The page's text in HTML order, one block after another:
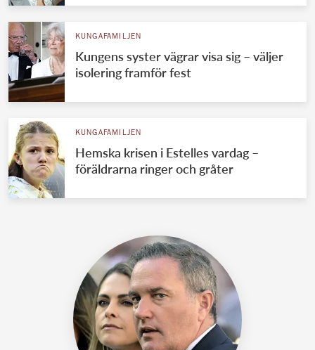
KUNGAFAMILJEN
Kungens syster vägrar visa sig – väljer
isolering framför fest
KUNGAFAMILJEN
Hemska krisen i Estelles vardag –
föräldrarna ringer och gråter